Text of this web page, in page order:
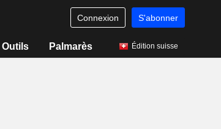
Connexion S'abonner
Outils Palmarès Édition suisse